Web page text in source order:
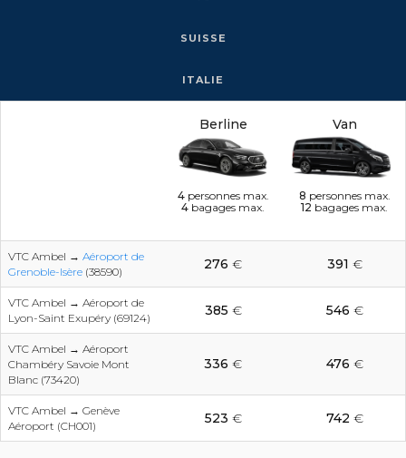
SUISSE
ITALIE
Berline
4personnes max.
4 bagages max.
Van
8 personnes max.
12 bagages max.
VTC Ambel → Aéroport de
Grenoble-Isère (38590) 276 € 391 €
VTC Ambel → Aéroport de
Lyon-Saint Exupéry (69124)
385 € 546 €
VTC Ambel → Aéroport
Chambéry Savoie Mont
Blanc (73420)
336 € 476 €
VTC Ambel → Genève
Aéroport (CH001)
523 € 742 €